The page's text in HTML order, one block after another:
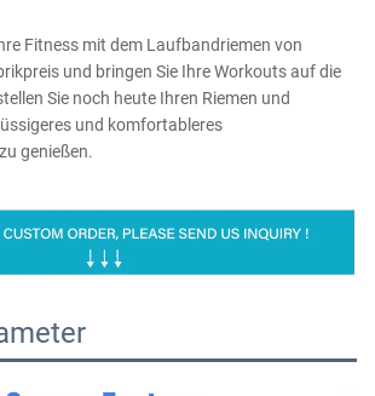
Fitness mit dem Laufbandriemen von
und bringen Sie Ihre Workouts auf die
Sie noch heute Ihren Riemen und
und komfortableres
genießen.